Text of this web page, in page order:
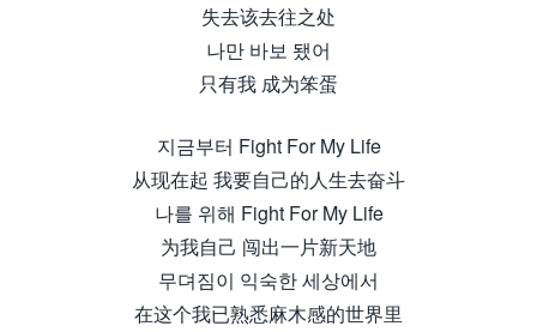
失去该去往之处
나만 바보 됐어
只有我 成为笨蛋
지금부터 Fight For My Life
从现在起 我要自己的人生去奋斗
나를 위해 Fight For My Life
为我自己 闯出一片新天地
무뎌짐이 익숙한 세상에서
在这个我已熟悉麻木感的世界里